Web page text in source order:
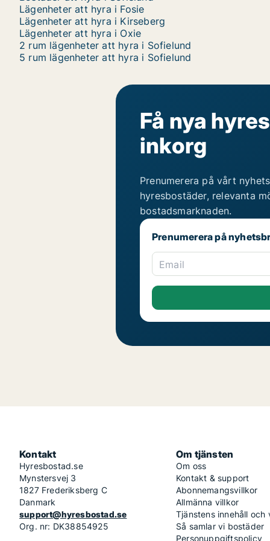
Lägenheter att hyra i Fosie
Lägenheter att hyra i Kirseberg
Lägenheter att hyra i Oxie
2 rum lägenheter att hyra i Sofielund
5 rum lägenheter att hyra i Sofielund
Få nya
inkorg
Prenumerera på vårt
hyresbostäder, relevanta
bostadsmarknaden.
Prenumerera på
Email
Kontakt
Hyresbostad.se
Mynstersvej 3
1827 Frederiksberg C
Danmark
support@hyresbostad.se
Org. nr: DK38854925
Om tjänsten
Om oss
Kontakt & support
Abonnemangsvillkor
Allmänna villkor
Tjänstens innehåll och
Så samlar vi bostäder
Personuppgiftspolicy